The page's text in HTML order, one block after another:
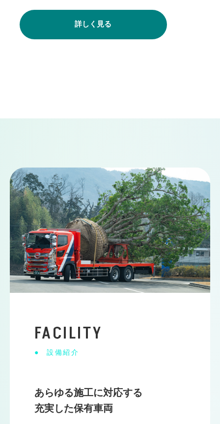
詳しく見る
FACILITY
設備紹介
あらゆる施工に対応する
充実した保有車両